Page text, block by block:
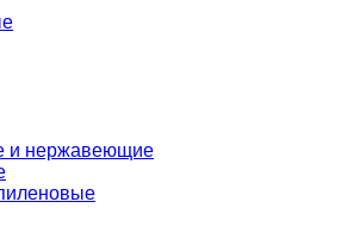
и нержавеющие